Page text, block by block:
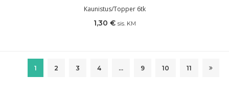
Kaunistus/topper 6tk
1,30 € sis. KM
1 2 3 4 … 9 10 11